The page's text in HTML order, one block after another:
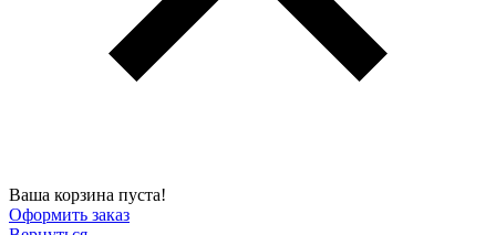
Ваша корзина пуста!
Оформить заказ